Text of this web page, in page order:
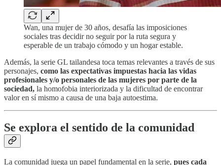
Wan, una mujer de 30 años, desafía las imposiciones
sociales tras decidir no seguir por la ruta segura y
esperable de un trabajo cómodo y un hogar estable.
Además, la serie GL tailandesa toca temas relevantes a través de sus
personajes, como las expectativas impuestas hacia las vidas
profesionales y/o personales de las mujeres por parte de la
sociedad, la homofobia interiorizada y la dificultad de encontrar
valor en sí mismo a causa de una baja autoestima.
Se explora el sentido de la comunidad
La comunidad juega un papel fundamental en la serie, pues cada